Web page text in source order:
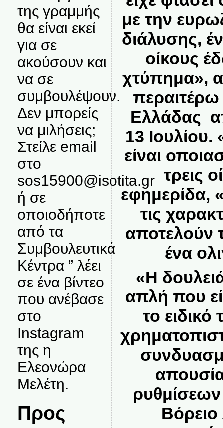
της γραμμής
θα είναι εκεί
για σε
ακούσουν και
να σε
συμβουλέψουν.
Δεν μπορείς
να μιλήσεις;
Στείλε email
στο
sos15900@isotita.gr
ή σε
οποιοδήποτε
από τα
Συμβουλευτικά
Κέντρα ” λέει
σε ένα βίντεο
που ανέβασε
στο
Instagram
της η
Ελεονώρα
Μελέτη.
Προς
με την
διάλυσης,
οίκους
χτύπημα»,
Ελλάδας
13
είναι
τρεις
τις
αποτελούν
ένα
«Η
απλή που
το ειδικό
Βόρειο